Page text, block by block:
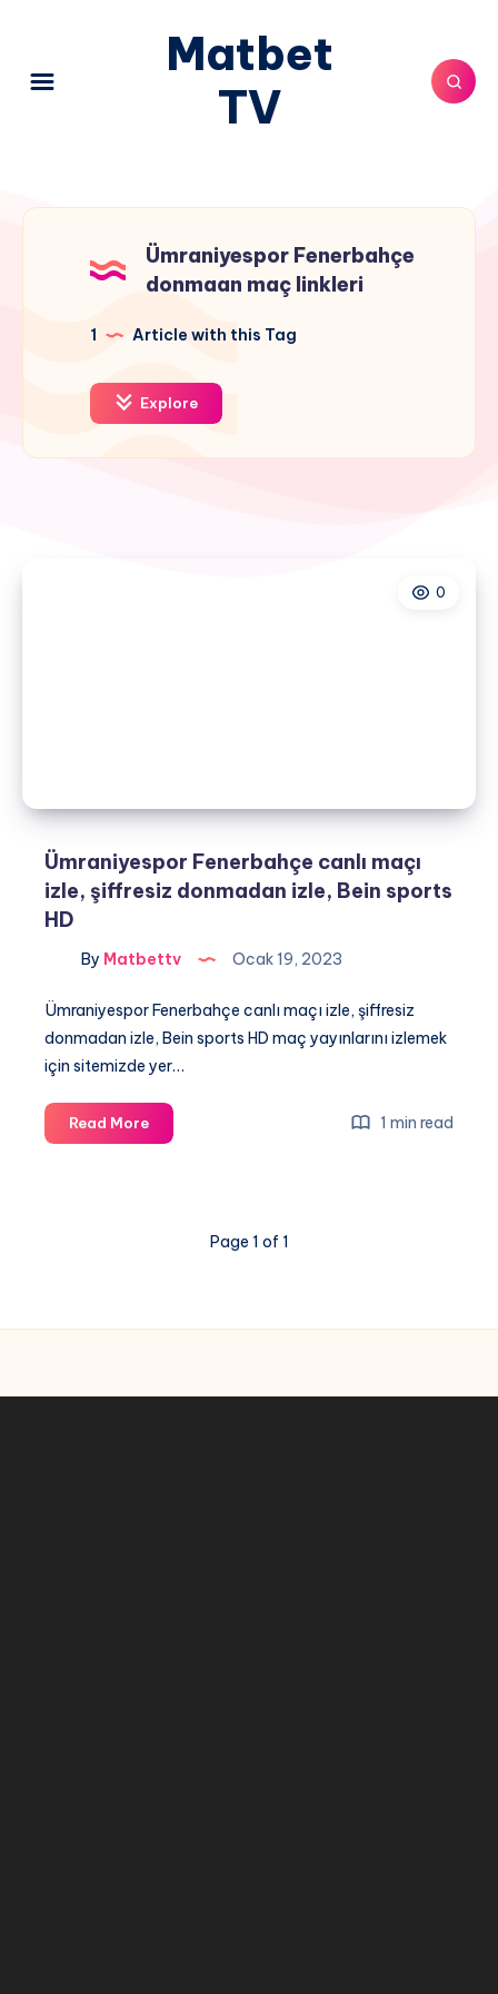
Matbet
TV
Ümraniyespor Fenerbahçe
donmaan maç linkleri
1 Article with this Tag
Explore
0
Ümraniyespor Fenerbahçe canlı maçı
izle, şiffresiz donmadan izle, Bein sports
HD
By Matbettv Ocak 19, 2023
Ümraniyespor Fenerbahçe canlı maçı izle, şiffresiz
donmadan izle, Bein sports HD maç yayınlarını izlemek
için sitemizde yer…
Read MoreÜmraniyespor
Fenerbahçe
Bein
1 min read
Page 1 of 1